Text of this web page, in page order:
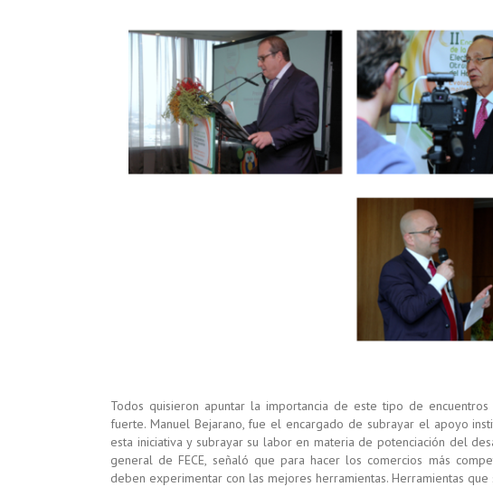
Todos quisieron apuntar la importancia de este tipo de
fuerte. Manuel Bejarano, fue el encargado de subrayar el apoyo
esta iniciativa y subrayar su labor en materia de potenciación del
general de FECE, señaló que para hacer los comercios más
deben experimentar con las mejores herramientas. Herramientas